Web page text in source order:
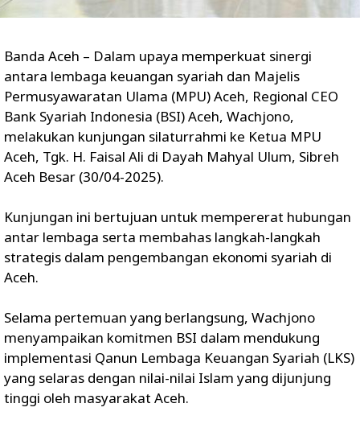
Banda Aceh – Dalam upaya memperkuat sinergi
antara lembaga keuangan syariah dan Majelis
Permusyawaratan Ulama (MPU) Aceh, Regional CEO
Bank Syariah Indonesia (BSI) Aceh, Wachjono,
melakukan kunjungan silaturrahmi ke Ketua MPU
Aceh, Tgk. H. Faisal Ali di Dayah Mahyal Ulum, Sibreh
Aceh Besar (30/04-2025).
Kunjungan ini bertujuan untuk mempererat hubungan
antar lembaga serta membahas langkah-langkah
strategis dalam pengembangan ekonomi syariah di
Aceh.
Selama pertemuan yang berlangsung, Wachjono
menyampaikan komitmen BSI dalam mendukung
implementasi Qanun Lembaga Keuangan Syariah (LKS)
yang selaras dengan nilai-nilai Islam yang dijunjung
tinggi oleh masyarakat Aceh.